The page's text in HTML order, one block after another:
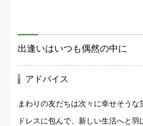
出逢いはいつも偶然の中に
アドバイス
まわりの友だちは次々に幸せそうな
ドレスに包んで、新しい生活へと羽